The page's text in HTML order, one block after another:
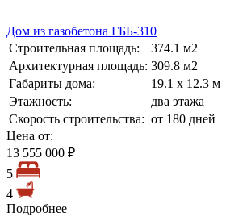
Дом из газобетона ГББ-310
Строительная площадь:
374.1 м2
Архитектурная площадь: 309.8 м2
Габариты дома:
19.1 х 12.3 м
Этажность:
два этажа
Скорость строительства: от 180 дней
Цена от:
13 555 000 ₽
5
4
Подробнее